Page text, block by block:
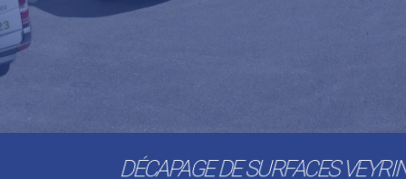
DÉCAPAGE DE SURFACES